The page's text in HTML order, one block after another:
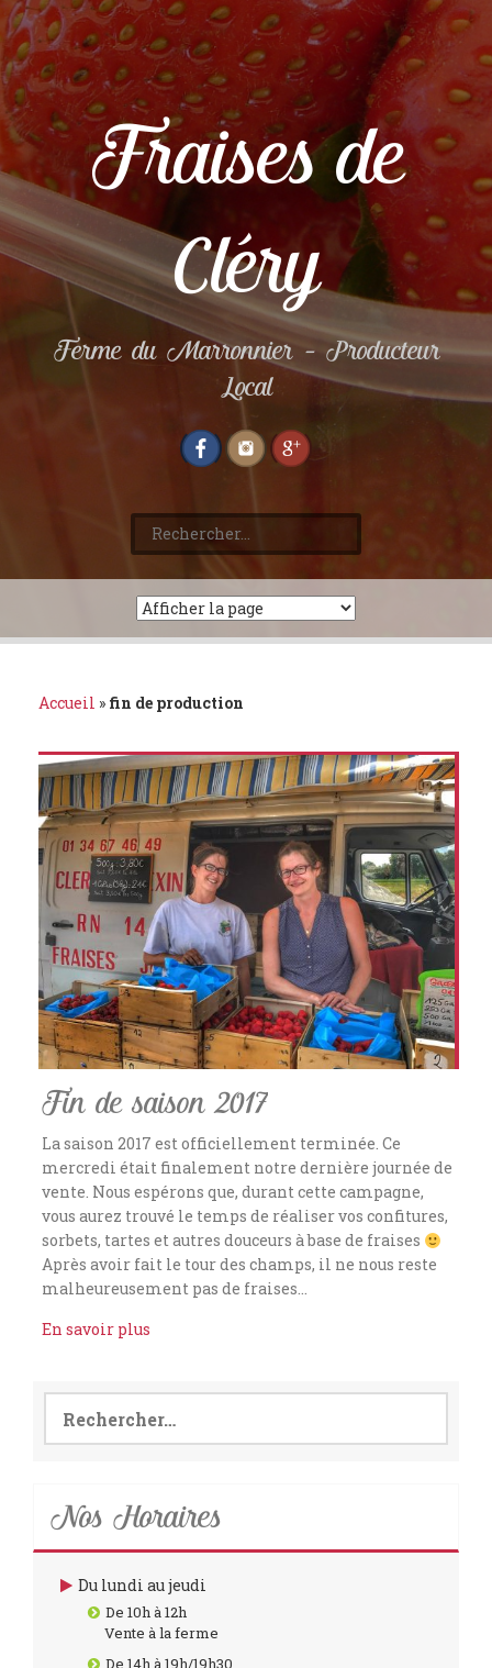
Fraises de
Cléry
Ferme du Marronnier – Producteur
Local
Rechercher :
Accueil » fin de production
Fin de saison 2017
La saison 2017 est officiellement terminée. Ce
mercredi était finalement notre dernière journée de
vente. Nous espérons que, durant cette campagne,
vous aurez trouvé le temps de réaliser vos confitures,
sorbets, tartes et autres douceurs à base de fraises
Après avoir fait le tour des champs, il ne nous reste
malheureusement pas de fraises…
En savoir plus
Nos Horaires
Du lundi au jeudi
De 10h à 12h
Vente à la ferme